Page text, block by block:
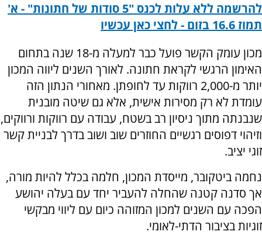
להרשמה ללא עלות לכנס "5 סודות של חתונות" - א'
תמוז 16.6 בזום - לחצי כאן עכשיו
מכון עומק הקשר פועל כבר למעלה מ-18 שנה בתחום
האימון הרגשי לקראת חתונה. לאורך השנים ליווה המכון
יותר מ-2,000 רווקות עד לחופתן. מאחורי הנתון הזה
עומדת לא רק מסירות אישית, אלא גם שיטה מובנית
שנבנתה מתוך ניסיון רב בשטח, עבודה עם רווקות ורווקים,
וזיהוי דפוסים רגשיים החוזרים שוב ושוב בדרך לבניית קשר
זוגי יציב.
נחמה ביטקובר, מייסדת המכון, חלמה בכלל להיות מורה,
אך סדנה קטנה שהחלה להעביר יחד עם בעלה יהושע
הפכה עם השנים למכון המזוהה כיום עם ליווי מבקשי
זוגיות בציבור הדתי-לאומי.